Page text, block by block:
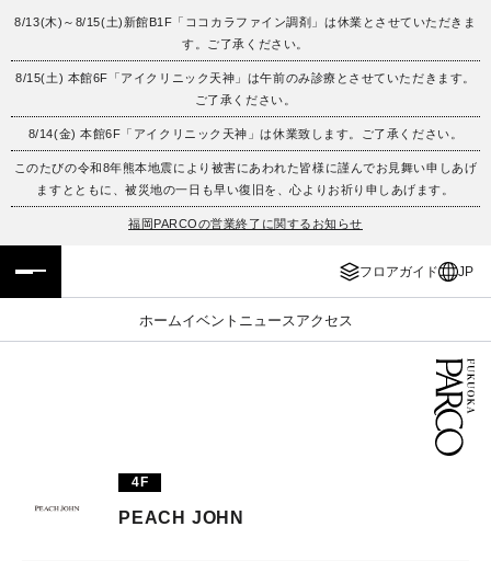
8/13(木)～8/15(土)新館B1F「ココカラファイン調剤」は休業とさせていただきま
す。ご了承ください。
8/15(土) 本館6F「アイクリニック天神」は午前のみ診療とさせていただきます。
ご了承ください。
8/14(金) 本館6F「アイクリニック天神」は休業致します。ご了承ください。
このたびの令和8年熊本地震により被害にあわれた皆様に謹んでお見舞い申しあげ
ますとともに、被災地の一日も早い復旧を、心よりお祈り申しあげます。
福岡PARCOの営業終了に関するお知らせ
フロアガイド JP
ホームイベント ニュース アクセス
フロアガイド
施設案内・アクセス
イベント・ポップアップ
レストラン・カフェ
ENGLISH
繁体字
簡体字
ภาษาไทย
4F
PEACH JOHN